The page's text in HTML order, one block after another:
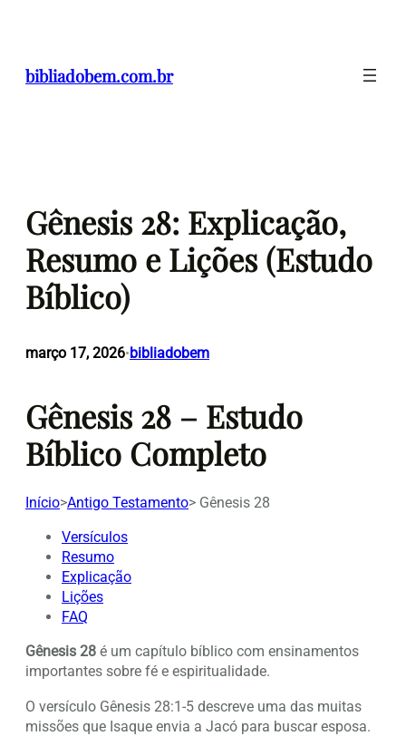
conteúdo
bibliadobem.com.br
Gênesis 28: Explicação,
Resumo e Lições (Estudo
Bíblico)
março 17, 2026•bibliadobem
Gênesis 28 – Estudo
Bíblico Completo
Início>Antigo Testamento> Gênesis 28
Versículos
Resumo
Explicação
Lições
FAQ
Gênesis 28 é um capítulo bíblico com ensinamentos
importantes sobre fé e espiritualidade.
O versículo Gênesis 28:1-5 descreve uma das muitas
missões que Isaque envia a Jacó para buscar esposa.